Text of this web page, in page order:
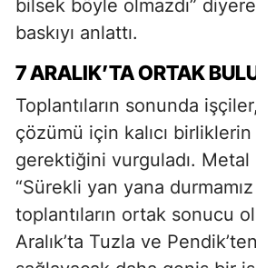
bilsek böyle olmazdı”
baskıyı anlattı.
7 ARALIK’TA ORTAK
Toplantıların sonunda
çözümü için kalıcı birliklerin
gerektiğini vurguladı. Metal
“Sürekli yan yana
toplantıların ortak sonucu
Aralık’ta Tuzla ve